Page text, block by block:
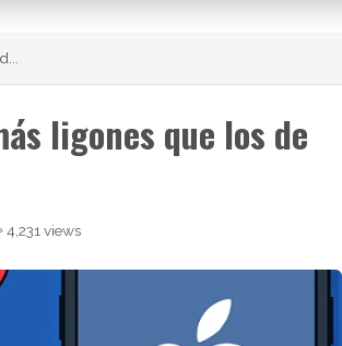
ligones que los de
4,231 views